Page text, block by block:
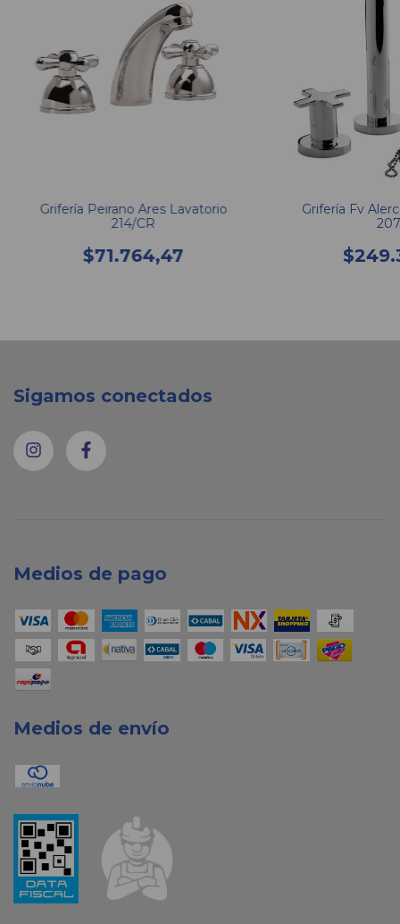
Grifería Peirano Ares Lavatorio
214/CR
$71.764,47
Grifería Fv
Sigamos conectados
Medios de pago
Medios de envío